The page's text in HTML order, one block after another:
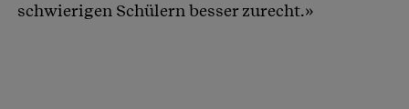
schwierigen Schülern besser zurecht.»